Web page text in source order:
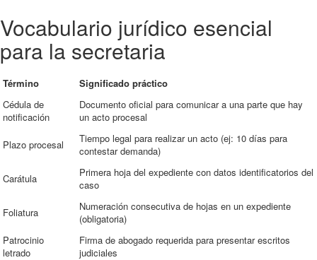
Vocabulario jurídico esencial
para la secretaria
Término
Significado práctico
Cédula de
notificación
Documento oficial para comunicar a una parte que hay
un acto procesal
Plazo procesal
Tiempo legal para realizar un acto (ej: 10 días para
contestar demanda)
Carátula
Primera hoja del expediente con datos identificatorios del
caso
Foliatura
Numeración consecutiva de hojas en un expediente
(obligatoria)
Patrocinio
letrado
Firma de abogado requerida para presentar escritos
judiciales